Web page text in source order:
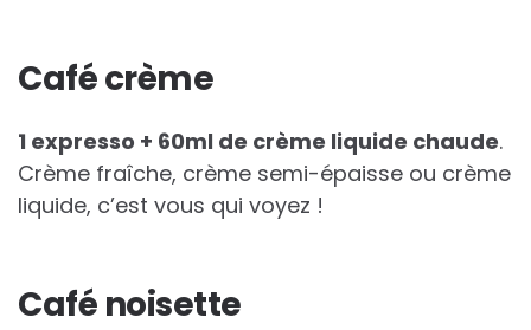
Café crème
1 expresso + 60ml de crème liquide chaude.
Crème fraîche, crème semi-épaisse ou crème
liquide, c’est vous qui voyez !
Café noisette